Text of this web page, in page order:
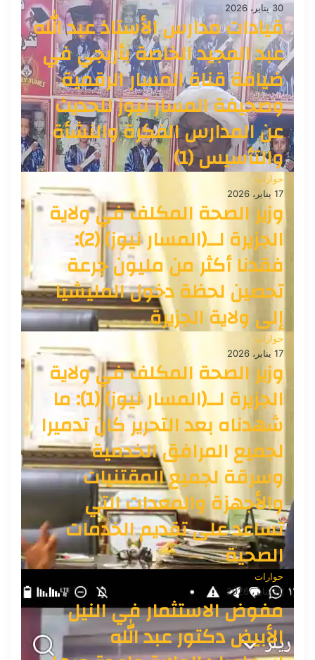
30 يناير، 2026
قيادات مدارس الأستاذ عبد الله
عبد المجيد الخاصة بأربجي في
ضيافة قناة المسار الرقمية
وصحيفة المسار نيوز للحديث
عن المدارس الفكرة والنشأة
والتأسيس (1)
حوارات
17 يناير، 2026
وزير الصحة المكلف في ولاية
الجزيرة لــ(المسار نيوز) (2):
فقدنا أكثر من مليون جرعة
تحصين لحظة دخول المليشيا
إلى ولاية الجزيرة
حوارات
17 يناير، 2026
وزير الصحة المكلف في ولاية
الجزيرة لــ(المسار نيوز) (1): ما
شهدناه بعد التحرير كان تدميرا
لجميع المرافق الخدمية
وسرقة لجميع المقتنيات
والأجهزة والمعدات التي
تساعد على تقديم الخدمات
الصحية
حوارات
10 يناير، 2026
مفوض الاستثمار في النيل
الأبيض دكتور عبد الله